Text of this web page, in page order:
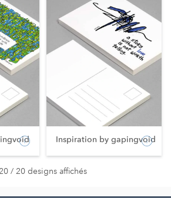
Inspiration by gapingvoid
/ 20 designs affichés